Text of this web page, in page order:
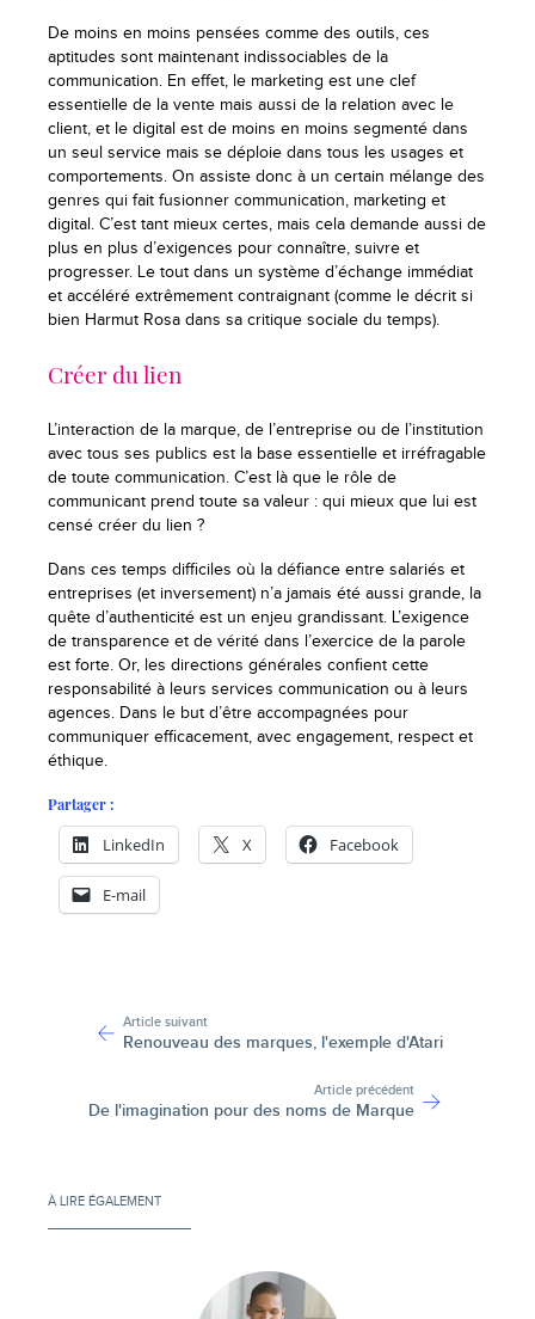
De moins en moins pensées comme des outils, ces
aptitudes sont maintenant indissociables de la
communication. En effet, le marketing est une clef
essentielle de la vente mais aussi de la relation avec le
client, et le digital est de moins en moins segmenté dans
un seul service mais se déploie dans tous les usages et
comportements. On assiste donc à un certain mélange des
genres qui fait fusionner communication, marketing et
digital. C’est tant mieux certes, mais cela demande aussi de
plus en plus d’exigences pour connaître, suivre et
progresser. Le tout dans un système d’échange immédiat
et accéléré extrêmement contraignant (comme le décrit si
bien Harmut Rosa dans sa critique sociale du temps).
Créer du lien
L’interaction de la marque, de l’entreprise ou de l’institution
avec tous ses publics est la base essentielle et irréfragable
de toute communication. C’est là que le rôle de
communicant prend toute sa valeur : qui mieux que lui est
censé créer du lien ?
Dans ces temps difficiles où la défiance entre salariés et
entreprises (et inversement) n’a jamais été aussi grande, la
quête d’authenticité est un enjeu grandissant. L’exigence
de transparence et de vérité dans l’exercice de la parole
est forte. Or, les directions générales confient cette
responsabilité à leurs services communication ou à leurs
agences. Dans le but d’être accompagnées pour
communiquer efficacement, avec engagement, respect et
éthique.
Partager :
LinkedIn X Facebook
E-mail
Article suivant
Renouveau des marques, l'exemple d'Atari
Article précédent
De l'imagination pour des noms de Marque
À LIRE ÉGALEMENT